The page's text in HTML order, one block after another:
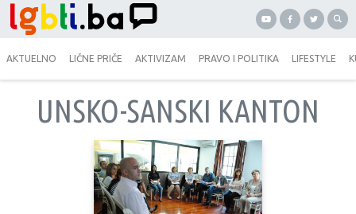
AKTUELNO LIČNE PRIČE AKTIVIZAM PRAVO I POLITIKA LIFESTYLE
UNSKO-SANSKI KANTON